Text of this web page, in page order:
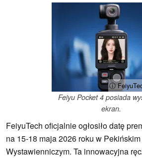
ⓘ
Feiyu Pocket 4 posiada
ekran.
FeiyuTech oficjalnie ogłosiło datę
na 15-18 maja 2026 roku w
Wystawienniczym. Ta innowacyjna